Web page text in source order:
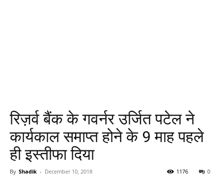
रिज़र्व बैंक के गवर्नर उर्जित पटेल ने
कार्यकाल समाप्त होने के 9 माह पहले
ही इस्तीफा दिया
By Shadik - December 10, 2018 0
1176